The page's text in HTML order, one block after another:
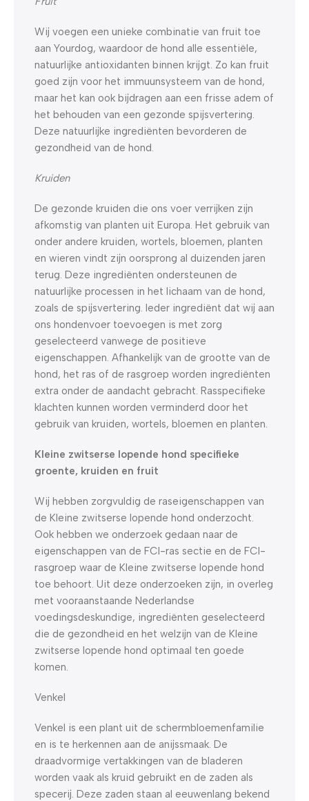
Wij voegen een unieke combinatie van fruit toe
aan Yourdog, waardoor de hond alle essentiële,
natuurlijke antioxidanten binnen krijgt. Zo kan fruit
goed zijn voor het immuunsysteem van de hond,
maar het kan ook bijdragen aan een frisse adem of
het behouden van een gezonde spijsvertering.
Deze natuurlijke ingrediënten bevorderen de
gezondheid van de hond.
Kruiden
De gezonde kruiden die ons voer verrijken zijn
afkomstig van planten uit Europa. Het gebruik van
onder andere kruiden, wortels, bloemen, planten
en wieren vindt zijn oorsprong al duizenden jaren
terug. Deze ingrediënten ondersteunen de
natuurlijke processen in het lichaam van de hond,
zoals de spijsvertering. Ieder ingrediënt dat wij aan
ons hondenvoer toevoegen is met zorg
geselecteerd vanwege de positieve
eigenschappen. Afhankelijk van de grootte van de
hond, het ras of de rasgroep worden ingrediënten
extra onder de aandacht gebracht. Rasspecifieke
klachten kunnen worden verminderd door het
gebruik van kruiden, wortels, bloemen en planten.
Kleine zwitserse lopende hond specifieke
groente, kruiden en fruit
Wij hebben zorgvuldig de raseigenschappen van
de Kleine zwitserse lopende hond onderzocht.
Ook hebben we onderzoek gedaan naar de
eigenschappen van de FCI-ras sectie en de FCI-
rasgroep waar de Kleine zwitserse lopende hond
toe behoort. Uit deze onderzoeken zijn, in overleg
met vooraanstaande Nederlandse
voedingsdeskundige, ingrediënten geselecteerd
die de gezondheid en het welzijn van de Kleine
zwitserse lopende hond optimaal ten goede
komen.
Venkel
Venkel is een plant uit de schermbloemenfamilie
en is te herkennen aan de anijssmaak. De
draadvormige vertakkingen van de bladeren
worden vaak als kruid gebruikt en de zaden als
specerij. Deze zaden staan al eeuwenlang bekend